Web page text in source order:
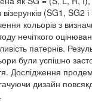
(SG1,
кольорів з
нечіткого
патернів.
були успішно
Дослідження
дизайн